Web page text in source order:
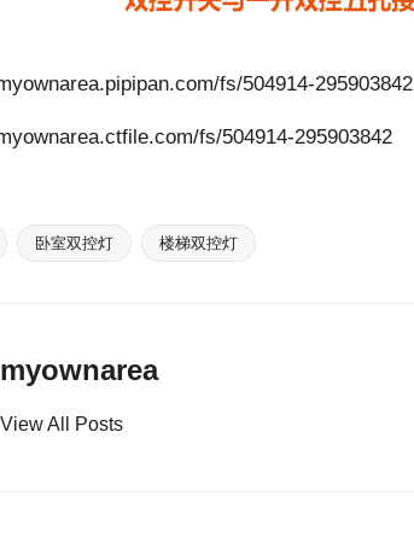
fs/504914-295903842
fs/504914-295903842
卧室双控灯 楼梯双控灯
myownarea
View All Posts